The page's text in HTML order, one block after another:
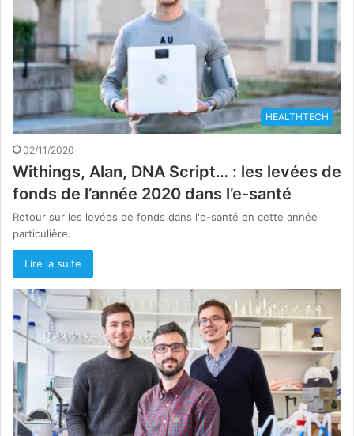
HEALTHTECH
02/11/2020
Withings, Alan, DNA Script… : les levées de
fonds de l’année 2020 dans l’e-santé
Retour sur les levées de fonds dans l'e-santé en cette année
particulière.
Lire la suite